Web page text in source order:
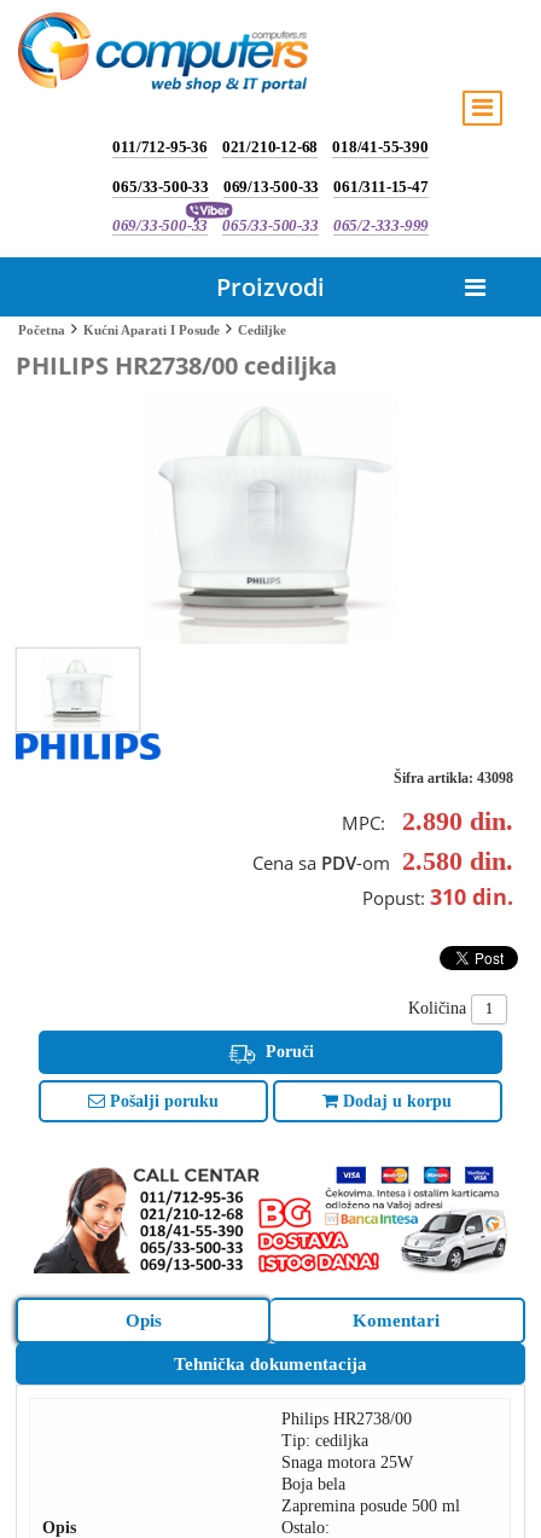
011/712-95-36 021/210-12-68 018/41-55-390
065/33-500-33 069/13-500-33 061/311-15-47
069/33-500-33 065/33-500-33 065/2-333-999
Proizvodi
Početna Kućni Aparati I Posuđe Cediljke
PHILIPS HR2738/00 cediljka
Šifra artikla: 43098
MPC: 2.890 din.
Cena sa PDV-om 2.580 din.
Popust: 310 din.
Količina
Poruči
Pošalji poruku Dodaj u korpu
Opis
Tehnička dokumentacija
Komentari
Opis
Philips HR2738/00
Tip: cediljka
Snaga motora 25W
Boja bela
Zapremina posude 500 ml
Ostalo: